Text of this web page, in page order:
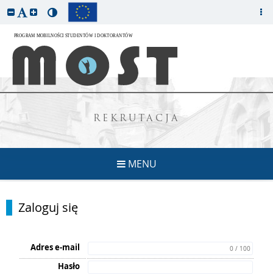
REKRUTACJA
MENU
Zaloguj się
Adres e-mail 0 / 100
Hasło